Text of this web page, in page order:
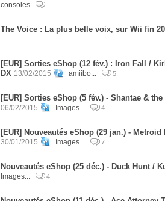
consoles
The Voice : La plus belle voix, sur Wii fin
[EUR] Sorties eShop (12 fév.) : Iron Fall /
DX 13/02/2015 amiibo... 5
[EUR] Sorties eShop (5 fév.) - Shantae &
06/02/2015 Images... 4
[EUR] Nouveautés eShop (29 jan.) -
30/01/2015 Images... 7
Nouveautés eShop (25 déc.) - Duck Hunt /
Images...
4